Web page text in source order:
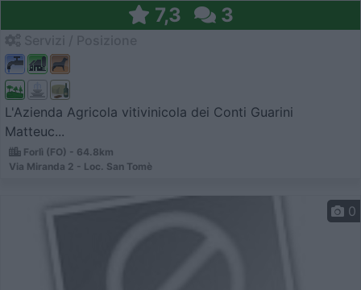
7,3 3
L'Azienda Agricola vitivinicola dei Conti Guarini
Matteuc...
Forlì (FO) - 64.8km
Via Miranda 2 - Loc. San Tomè
0